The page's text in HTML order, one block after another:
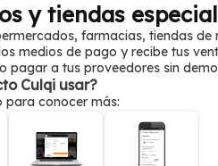
y tiendas
farmacias, tiendas de
medios de pago y recibe tus
pagar a tus proveedores sin
Culqi usar?
para conocer más: